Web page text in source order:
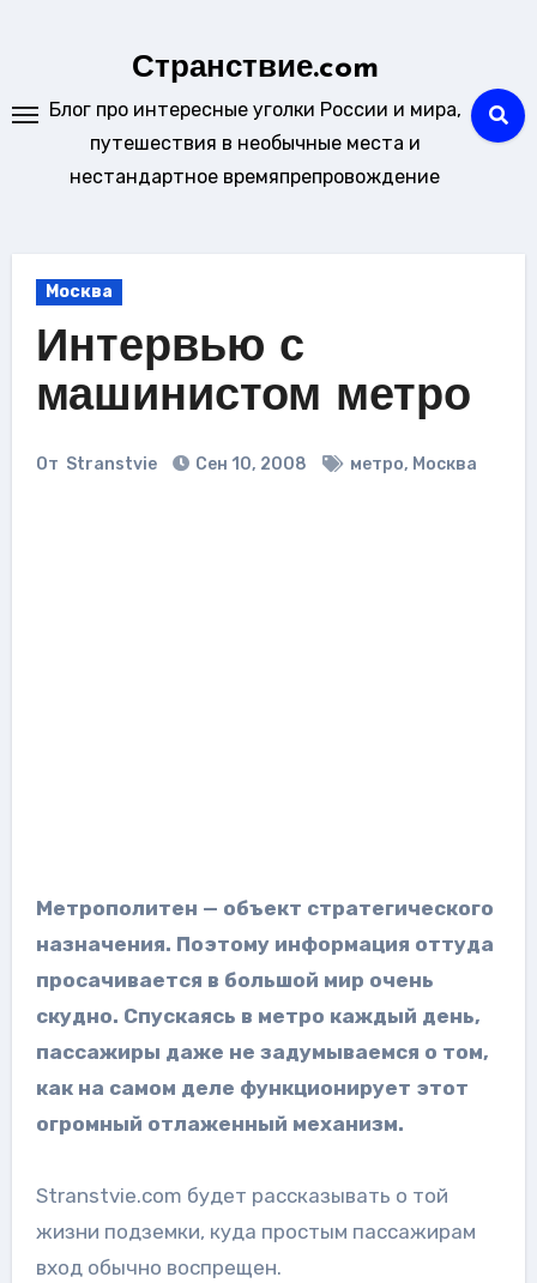
Странствие.com
Блог про интересные уголки России и мира,
путешествия в необычные места и
нестандартное времяпрепровождение
Москва
Интервью с
машинистом метро
От Stranstvie Сен 10, 2008 метро, Москва
Метрополитен — объект стратегического
назначения. Поэтому информация оттуда
просачивается в большой мир очень
скудно. Спускаясь в метро каждый день,
пассажиры даже не задумываемся о том,
как на самом деле функционирует этот
огромный отлаженный механизм.
Stranstvie.com будет рассказывать о той
жизни подземки, куда простым пассажирам
вход обычно воспрещен.